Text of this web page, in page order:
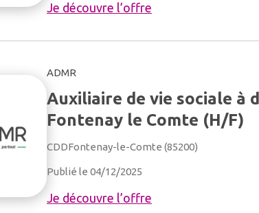
Je découvre l’offre
ADMR
Auxiliaire de vie sociale à
Fontenay le Comte (H/F)
CDDFontenay-le-Comte (85200)
Publié le 04/12/2025
Je découvre l’offre